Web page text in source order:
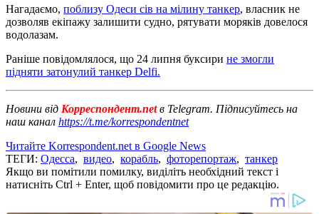
Нагадаємо, поблизу Одеси сів на мілину танкер, власник не
дозволяв екіпажу залишити судно, рятувати моряків довелося
водолазам.
Раніше повідомлялося, що 24 липня буксири не змогли
підняти затонулий танкер Delfi.
Новини від Корреспондент.netв Telegram. Підписуйтесь на
наш канал https://t.me/korrespondentnet
Читайте Korrespondent.net в Google News
ТЕГИ: Одесса, видео, корабль, фоторепортаж, танкер
Якщо ви помітили помилку, виділіть необхідний текст і
натисніть Ctrl + Enter, щоб повідомити про це редакцію.